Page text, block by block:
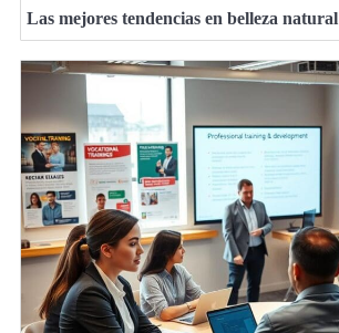
Las mejores tendencias en belleza natural